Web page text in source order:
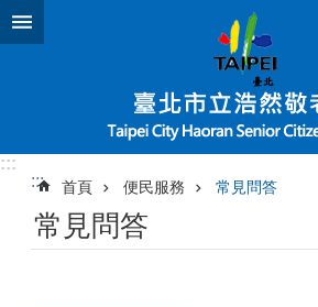
跳到主要內容區塊
:::
:::
首頁 便民服務 常見問答
常見問答